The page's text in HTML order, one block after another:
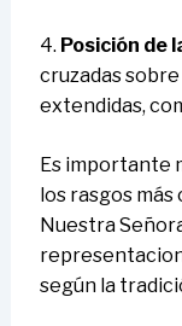
4. Posición de
cruzadas
extendidas,
Es importante
los rasgos
Nuestra
según la